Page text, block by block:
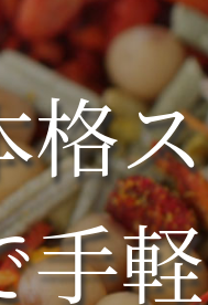
格
手